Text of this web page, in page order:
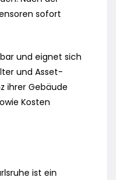
sofort
und eignet sich
und Asset-
ihrer Gebäude
Kosten
ist ein